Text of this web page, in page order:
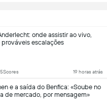
onde assistir ao vivo,
prováveis escalações
19 horas atrás
e a saída do Benfica: «Soube no
de mercado, por mensagem»